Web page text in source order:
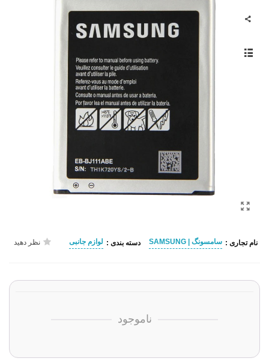
نام تجاری : سامسونگ | SAMSUNG دسته بندی : لوازم جانبی نظر دهید
ناموجود